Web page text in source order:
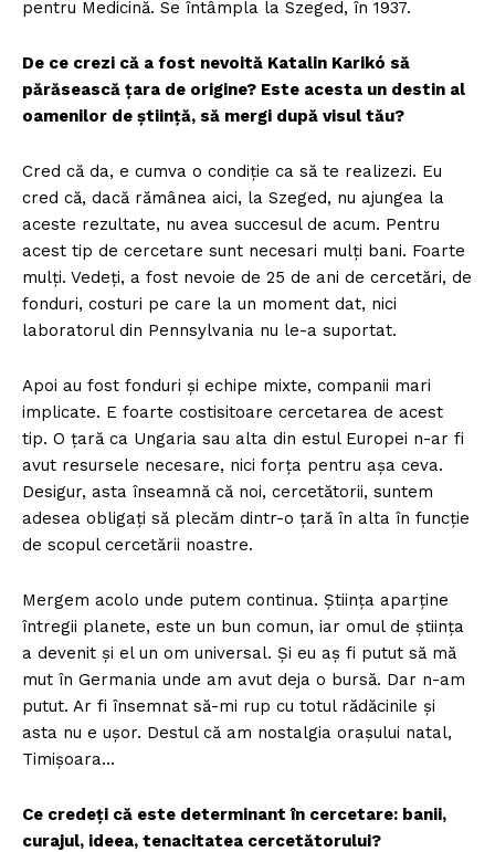
pentru Medicină. Se întâmpla la Szeged, în 1937.
De ce crezi că a fost nevoită Katalin Karikó să
părăsească țara de origine? Este acesta un destin al
oamenilor de știință, să mergi după visul tău?
Cred că da, e cumva o condiție ca să te realizezi. Eu
cred că, dacă rămânea aici, la Szeged, nu ajungea la
aceste rezultate, nu avea succesul de acum. Pentru
acest tip de cercetare sunt necesari mulți bani. Foarte
mulți. Vedeți, a fost nevoie de 25 de ani de cercetări, de
fonduri, costuri pe care la un moment dat, nici
laboratorul din Pennsylvania nu le-a suportat.
Apoi au fost fonduri și echipe mixte, companii mari
implicate. E foarte costisitoare cercetarea de acest
tip. O țară ca Ungaria sau alta din estul Europei n-ar fi
avut resursele necesare, nici forța pentru așa ceva.
Desigur, asta înseamnă că noi, cercetătorii, suntem
adesea obligați să plecăm dintr-o țară în alta în funcție
de scopul cercetării noastre.
Mergem acolo unde putem continua. Știința aparține
întregii planete, este un bun comun, iar omul de știința
a devenit și el un om universal. Și eu aș fi putut să mă
mut în Germania unde am avut deja o bursă. Dar n-am
putut. Ar fi însemnat să-mi rup cu totul rădăcinile și
asta nu e ușor. Destul că am nostalgia orașului natal,
Timișoara…
Ce credeți că este determinant în cercetare: banii,
curajul, ideea, tenacitatea cercetătorului?